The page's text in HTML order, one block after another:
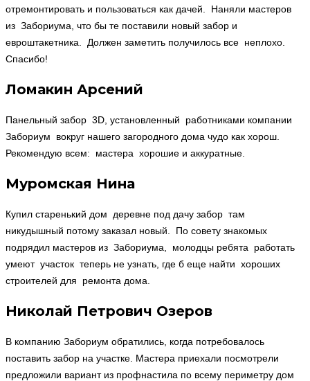
отремонтировать и пользоваться как дачей. Наняли мастеров
из Забориума, что бы те поставили новый забор и
евроштакетника. Должен заметить получилось все неплохо.
Спасибо!
Ломакин Арсений
Панельный забор 3D, установленный работниками компании
Забориум вокруг нашего загородного дома чудо как хорош.
Рекомендую всем: мастера хорошие и аккуратные.
Муромская Нина
Купил старенький дом деревне под дачу забор там
никудышный потому заказал новый. По совету знакомых
подрядил мастеров из Забориума, молодцы ребята работать
умеют участок теперь не узнать, где б еще найти хороших
строителей для ремонта дома.
Николай Петрович Озеров
В компанию Забориум обратились, когда потребовалось
поставить забор на участке. Мастера приехали посмотрели
предложили вариант из профнастила по всему периметру дом